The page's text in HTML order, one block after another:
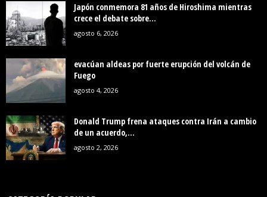
Japón conmemora 81 años de Hiroshima mientras
crece el debate sobre...
agosto 6, 2026
evacúan aldeas por fuerte erupción del volcán de
Fuego
agosto 4, 2026
Donald Trump frena ataques contra Irán a cambio
de un acuerdo,...
agosto 2, 2026